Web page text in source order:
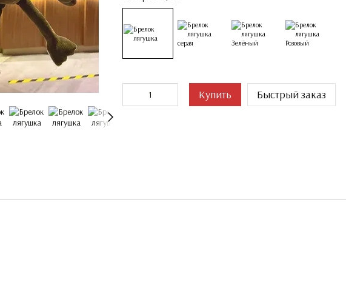
Купить Быстрый заказ